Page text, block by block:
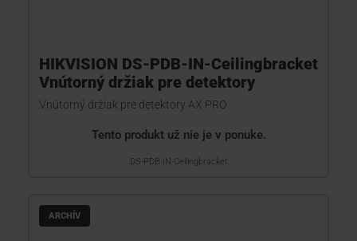
HIKVISION DS-PDB-IN-Ceilingbracket
Vnútorný držiak pre detektory
Vnútorný držiak pre detektory AX PRO
Tento produkt už nie je v ponuke.
DS-PDB-IN-Ceilingbracket
ARCHÍV